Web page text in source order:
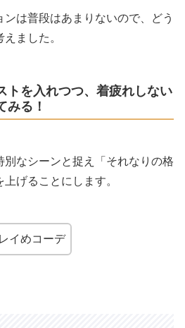
は普段はあまりないので、どう
ました。
トを入れつつ、着疲れしない
みる！
なシーンと捉え「それなりの格
げることにします。
イめコーデ